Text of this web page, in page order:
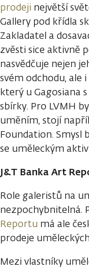
prodeji největší
Gallery pod křídla
Zakladatel a
zvěsti sice aktivně
nasvědčuje nejen
svém odchodu, ale
který u Gagosiana
sbírky. Pro LVMH
uměním, stojí
Foundation. Smysl
se uměleckým
J&T Banka Art
Role galeristů na
nezpochybnitelná.
Reportu má ale
prodeje
Mezi vlastníky